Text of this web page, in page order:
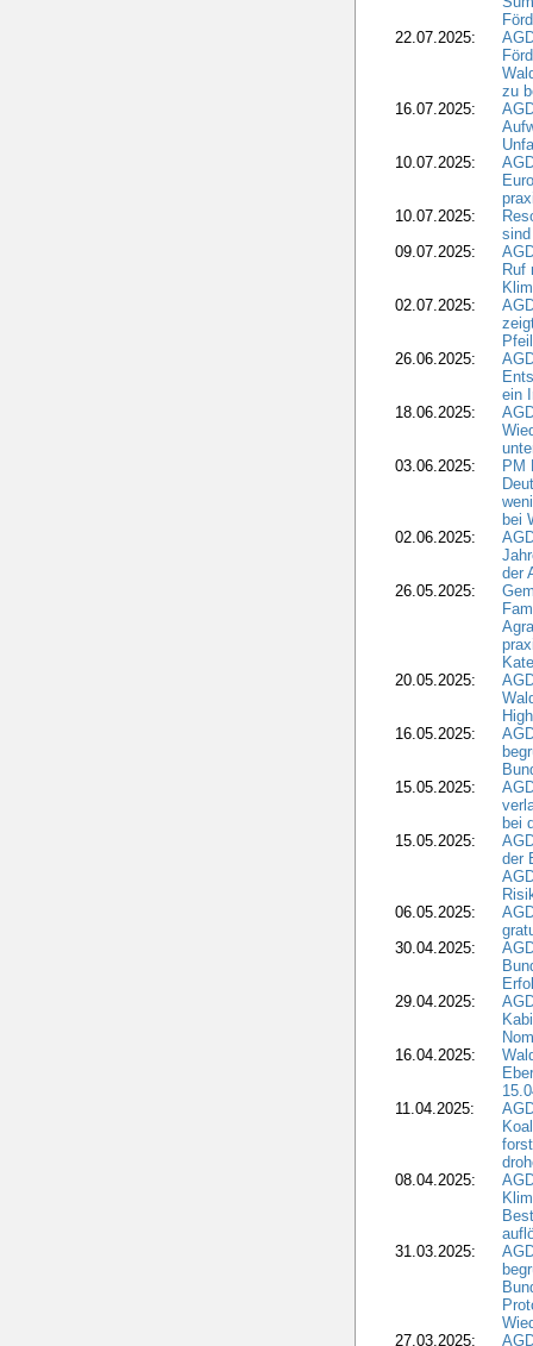
22.07.2025:
zu
16.07.2025:
10.07.2025:
10.07.2025:
09.07.2025:
Ruf
02.07.2025:
26.06.2025:
ein
18.06.2025:
03.06.2025:
PM
bei
02.06.2025:
der
26.05.2025:
20.05.2025:
16.05.2025:
15.05.2025:
bei
15.05.2025:
der
06.05.2025:
30.04.2025:
29.04.2025:
16.04.2025:
11.04.2025:
08.04.2025:
31.03.2025:
27.03.2025: